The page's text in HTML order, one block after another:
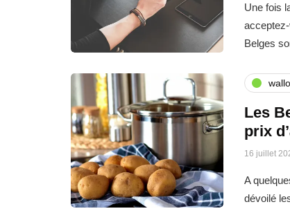
Une fois
Belges
Les
prix
16 juillet
A
dévoilé